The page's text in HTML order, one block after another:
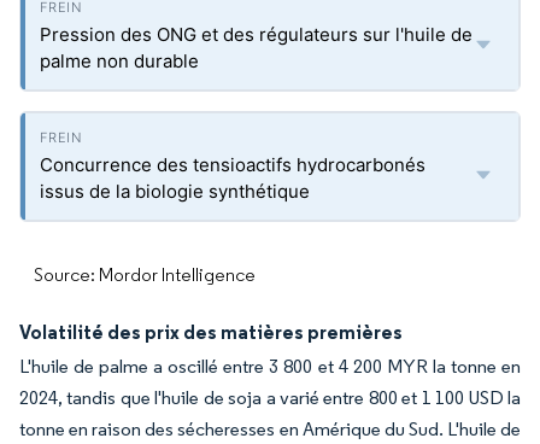
Pression des ONG et des régulateurs sur l'huile de
palme non durable
Concurrence des tensioactifs hydrocarbonés
issus de la biologie synthétique
Source: Mordor Intelligence
Volatilité des prix des matières premières
L'huile de palme a oscillé entre 3 800 et 4 200 MYR la tonne en
2024, tandis que l'huile de soja a varié entre 800 et 1 100 USD la
tonne en raison des sécheresses en Amérique du Sud. L'huile de